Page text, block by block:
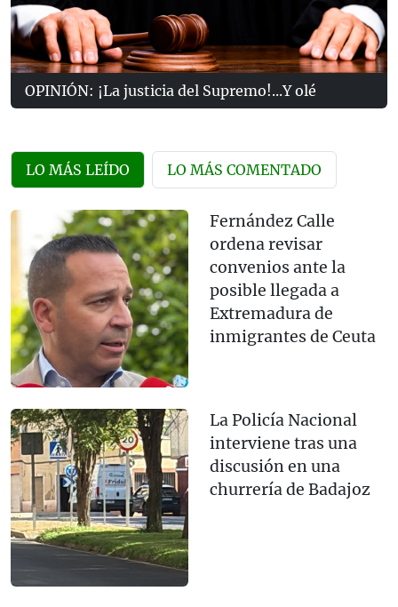
OPINIÓN: ¡La justicia del Supremo!...Y olé
LO MÁS LEÍDO LO MÁS COMENTADO
Fernández Calle
ordena revisar
convenios ante la
posible llegada a
Extremadura de
inmigrantes de Ceuta
La Policía Nacional
interviene tras una
discusión en una
churrería de Badajoz